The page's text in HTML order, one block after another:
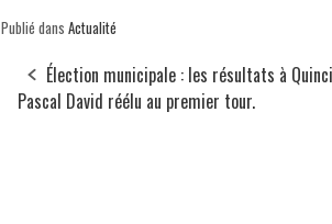
Publié dans Actualité
Élection municipale : les résultats à
Pascal David réélu au premier tour.